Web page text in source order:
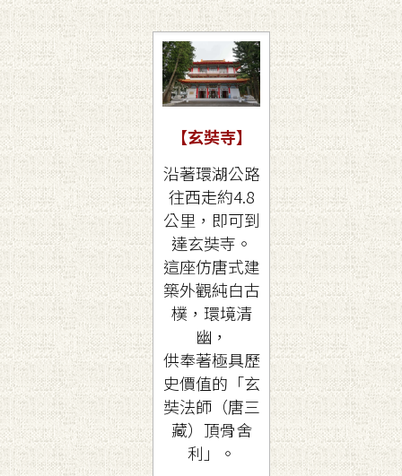
【玄奘寺】
沿著環湖公路
往西走約4.8
公里，即可到
達玄奘寺。
這座仿唐式建
築外觀純白古
樸，環境清
幽，
供奉著極具歷
史價值的「玄
奘法師（唐三
藏）頂骨舍
利」。